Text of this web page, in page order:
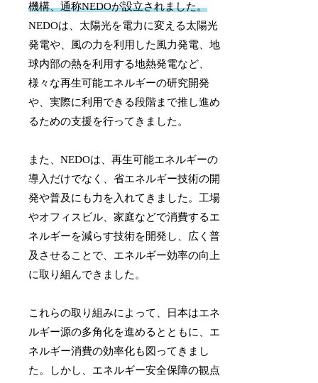
機構、通称NEDOが設立されました。
NEDOは、太陽光を電力に変える太陽光
発電や、風の力を利用した風力発電、地
球内部の熱を利用する地熱発電など、
様々な再生可能エネルギーの研究開発
や、実際に利用できる段階まで推し進め
るための支援を行ってきました。
また、NEDOは、再生可能エネルギーの
導入だけでなく、省エネルギー技術の開
発や普及にも力を入れてきました。工場
やオフィスビル、家庭などで消費するエ
ネルギーを減らす技術を開発し、広く普
及させることで、エネルギー効率の向上
に取り組んできました。
これらの取り組みによって、日本はエネ
ルギー源の多角化を進めるとともに、エ
ネルギー消費の効率化も図ってきまし
た。しかし、エネルギー安全保障の観点